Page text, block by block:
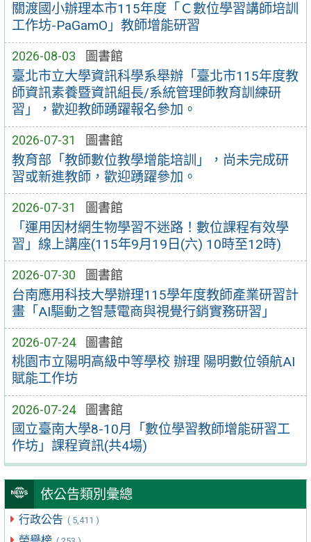
關渡國小辦理本市115年度「Ｃ數位學習講師培訓
工作坊-PaGamO」教師增能研習
2026-08-03 圖書館
臺北市立大學資訊科學系舉辦「臺北市115年度教
師資訊素養暨資訊組長/系統管理師教育訓練研
習」，歡迎教師踴躍報名參加。
2026-07-31 圖書館
教育部「教師數位教學增能培訓」，尚未完成研
習或新進教師，歡迎踴躍參加。
2026-07-31 圖書館
「運用因材網生物學習不迷路！數位課程有效學
習」線上講座(115年9月19日(六) 10時至12時)
2026-07-30 圖書館
台南應用科技大學辦理115學年度教師產業研習計
畫「AI驅動之智慧電商與視覺行銷實務研習」
2026-07-24 圖書館
桃園市立陽明高級中等學校 辦理 陽明數位領航AI
賦能工作坊
2026-07-24 圖書館
國立臺南大學8-10月「數位學習教師增能研習工
作坊」課程資訊(共4場)
依公告類別彙總
行政公告 ( 5,411 )